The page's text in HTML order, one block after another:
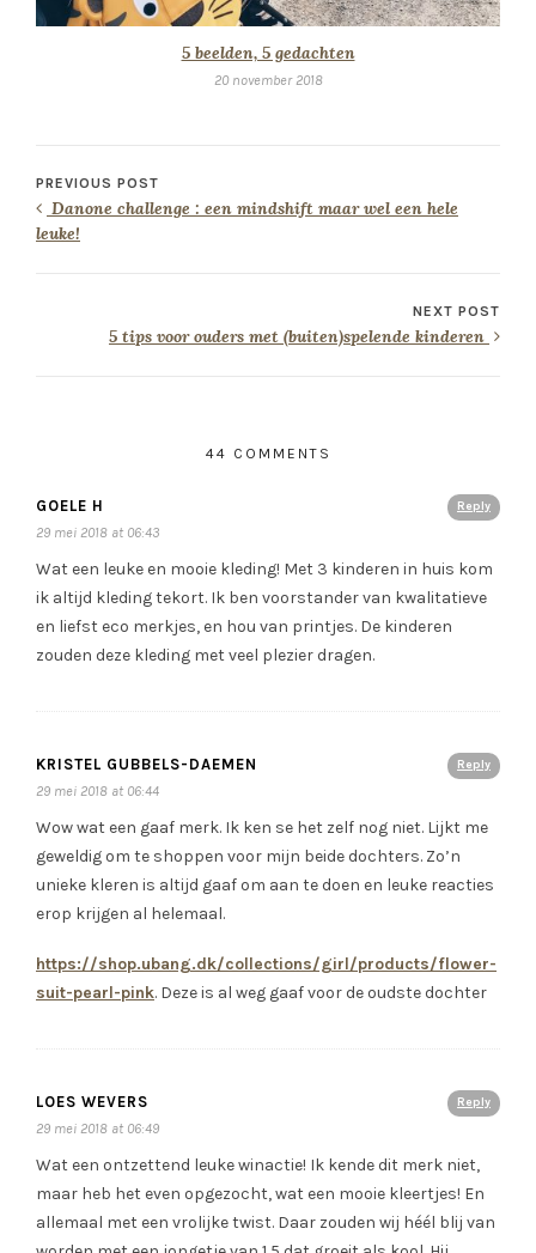
5 beelden, 5 gedachten
20 november 2018
PREVIOUS POST
Danone challenge : een mindshift maar wel een hele
leuke!
NEXT POST
5 tips voor ouders met (buiten)spelende kinderen
44 COMMENTS
Reply
GOELE H
29 mei 2018 at 06:43
Wat een leuke en mooie kleding! Met 3 kinderen in huis kom
ik altijd kleding tekort. Ik ben voorstander van kwalitatieve
en liefst eco merkjes, en hou van printjes. De kinderen
zouden deze kleding met veel plezier dragen.
Reply
KRISTEL GUBBELS-DAEMEN
29 mei 2018 at 06:44
Wow wat een gaaf merk. Ik ken se het zelf nog niet. Lijkt me
geweldig om te shoppen voor mijn beide dochters. Zo’n
unieke kleren is altijd gaaf om aan te doen en leuke reacties
erop krijgen al helemaal.
https://shop.ubang.dk/collections/girl/products/flower-
suit-pearl-pink. Deze is al weg gaaf voor de oudste dochter
Reply
LOES WEVERS
29 mei 2018 at 06:49
Wat een ontzettend leuke winactie! Ik kende dit merk niet,
maar heb het even opgezocht, wat een mooie kleertjes! En
allemaal met een vrolijke twist. Daar zouden wij héél blij van